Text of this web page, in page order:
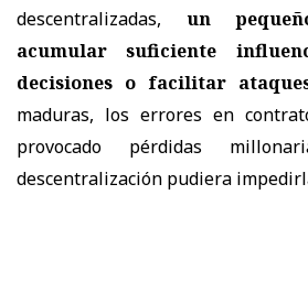
descentralizadas, un
acumular suficiente
decisiones o facilitar
maduras, los errores en
provocado pérdidas
descentralización pudiera